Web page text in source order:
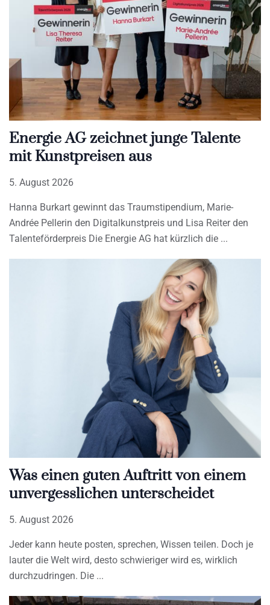
Energie AG zeichnet junge Talente
mit Kunstpreisen aus
5. August 2026
Hanna Burkart gewinnt das Traumstipendium, Marie-
Andrée Pellerin den Digitalkunstpreis und Lisa Reiter den
Talenteförderpreis Die Energie AG hat kürzlich die
Was einen guten Auftritt von einem
unvergesslichen unterscheidet
5. August 2026
Jeder kann heute posten, sprechen, Wissen teilen. Doch je
lauter die Welt wird, desto schwieriger wird es, wirklich
durchzudringen. Die